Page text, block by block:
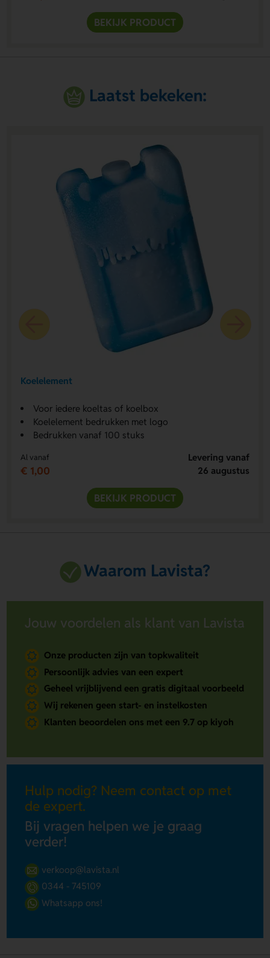
BEKIJK PRODUCT
Laatst bekeken:
Koelelement
Voor iedere koeltas of koelbox
Koelelement bedrukken met logo
Bedrukken vanaf 100 stuks
Al vanaf
€ 1,00
Levering vanaf
26 augustus
BEKIJK PRODUCT
Waarom Lavista?
Jouw voordelen als klant van Lavista
Onze producten zijn van topkwaliteit
Persoonlijk advies van een expert
Geheel vrijblijvend een gratis digitaal voorbeeld
Wij rekenen geen start- en instelkosten
Klanten beoordelen ons met een 9.7 op kiyoh
Hulp nodig? Neem contact op met
de expert.
Bij vragen helpen we je graag
verder!
verkoop@lavista.nl
0344 - 745109
Whatsapp ons!